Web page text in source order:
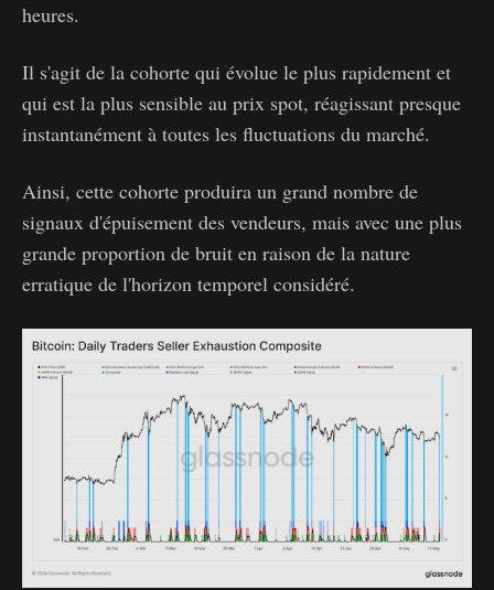
heures.
Il s'agit de la cohorte qui évolue le plus rapidement et
qui est la plus sensible au prix spot, réagissant presque
instantanément à toutes les fluctuations du marché.
Ainsi, cette cohorte produira un grand nombre de
signaux d'épuisement des vendeurs, mais avec une plus
grande proportion de bruit en raison de la nature
erratique de l'horizon temporel considéré.